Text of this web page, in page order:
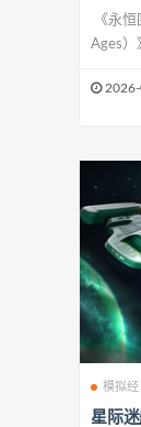
《永
Ages）
2026-
模拟经
星际